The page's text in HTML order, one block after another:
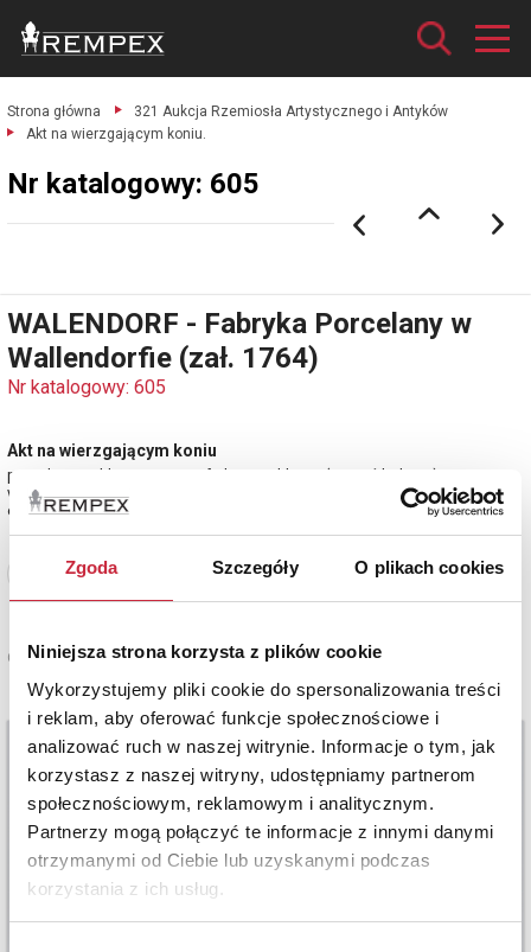
Zgoda Szczegóły O plikach cookies
Niniejsza strona korzysta z plików cookie
Wykorzystujemy pliki cookie do spersonalizowania treści
i reklam, aby oferować funkcje społecznościowe i
analizować ruch w naszej witrynie. Informacje o tym, jak
korzystasz z naszej witryny, udostępniamy partnerom
społecznościowym, reklamowym i analitycznym.
Partnerzy mogą połączyć te informacje z innymi danymi
otrzymanymi od Ciebie lub uzyskanymi podczas
korzystania z ich usług.
Strona główna
321 Aukcja Rzemiosła Artystycznego i Antyków
Akt na wierzgającym koniu.
Nr katalogowy: 605
WALENDORF - Fabryka Porcelany w
Wallendorfie (zał. 1764)
Nr katalogowy: 605
Akt na wierzgającym koniu
porcelana, szkliwa matowe i farby naszkliwne (postać kobiety);
wys. 24,5 cm; Niemcy, Turyngia, 2 poł. - k. XX w.
estymacja: 1 600 - 1 900 zł
Zobacz pełne informacje
Cena oferowana
1 400 zł